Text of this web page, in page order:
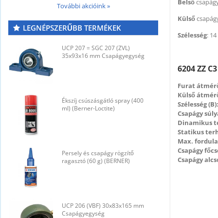
Belső
Külső
Szélesség:
6204 ZZ
Furat
Külső
Szélesség (B):
Csapágy
Dinamikus
Statikus
Max.
Csapágy
Csapágy
További akcióink »
LEGNÉPSZERŰBB TERMÉKEK
UCP 207 = SGC 207 (ZVL)
35x93x16 mm Csapágyegység
Ékszíj csúszásgátló spray (400
ml) (Berner-Loctite)
Persely és csapágy rögzítő
ragasztó (60 g) (BERNER)
UCP 206 (VBF) 30x83x165 mm
Csapágyegység